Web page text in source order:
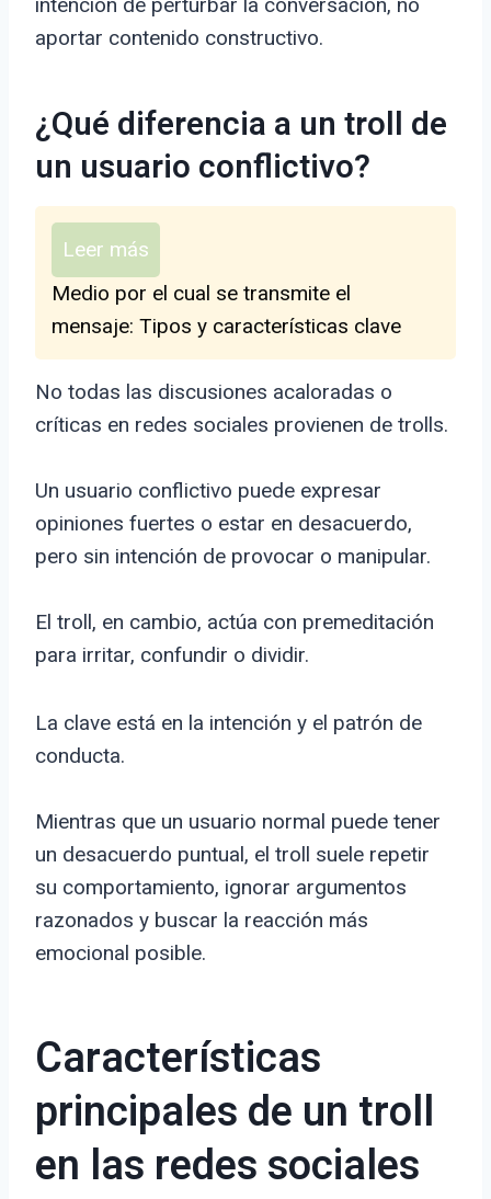
intención de perturbar la conversación, no
aportar contenido constructivo.
¿Qué diferencia a un troll de
un usuario conflictivo?
Leer más
Medio por el cual se transmite el
mensaje: Tipos y características clave
No todas las discusiones acaloradas o
críticas en redes sociales provienen de trolls.
Un usuario conflictivo puede expresar
opiniones fuertes o estar en desacuerdo,
pero sin intención de provocar o manipular.
El troll, en cambio, actúa con premeditación
para irritar, confundir o dividir.
La clave está en la intención y el patrón de
conducta.
Mientras que un usuario normal puede tener
un desacuerdo puntual, el troll suele repetir
su comportamiento, ignorar argumentos
razonados y buscar la reacción más
emocional posible.
Características
principales de un troll
en las redes sociales